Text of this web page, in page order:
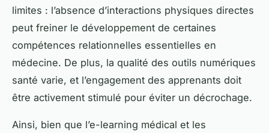
limites : l’absence d’interactions physiques directes
peut freiner le développement de certaines
compétences relationnelles essentielles en
médecine. De plus, la qualité des outils numériques
santé varie, et l’engagement des apprenants doit
être activement stimulé pour éviter un décrochage.
Ainsi, bien que l’e-learning médical et les